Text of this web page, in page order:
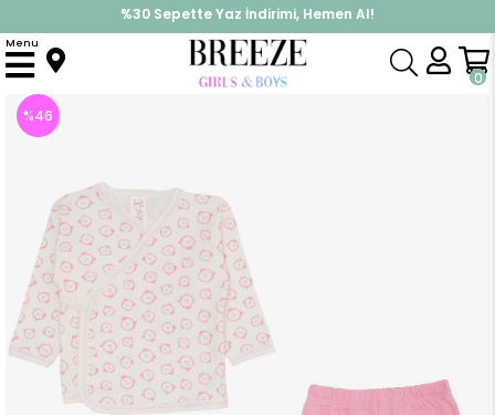
%30 Sepette Yaz İndirimi, Hemen Al!
İndirimlere ek %10 İndirimi Kap, Hemen Üye Ol!
0
Menu
Anasayfa Hastane Çıkışı
%46